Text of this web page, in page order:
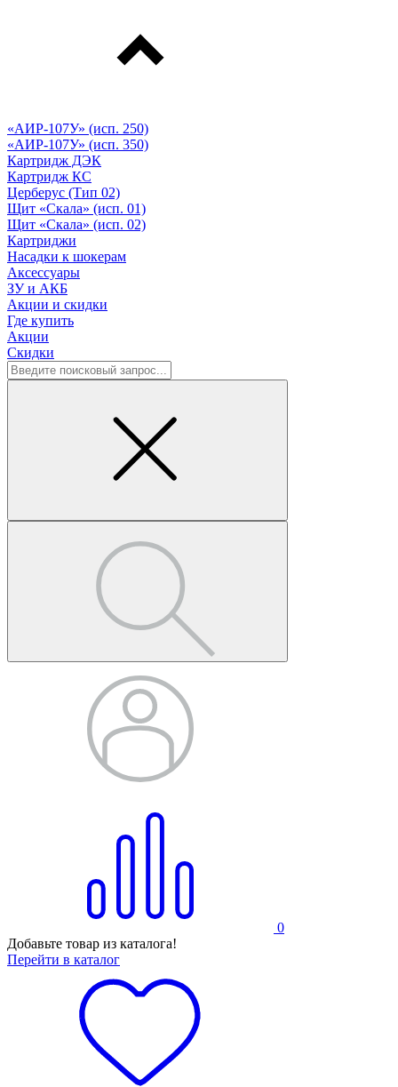
«АИР-107У» (исп. 250)
«АИР-107У» (исп. 350)
Картридж ДЭК
Картридж КС
Церберус (Тип 02)
Щит «Скала» (исп. 01)
Щит «Скала» (исп. 02)
Картриджи
Насадки к шокерам
Аксессуары
ЗУ и АКБ
Акции и скидки
Где купить
Акции
Скидки
0
Добавьте товар из каталога!
Перейти в каталог